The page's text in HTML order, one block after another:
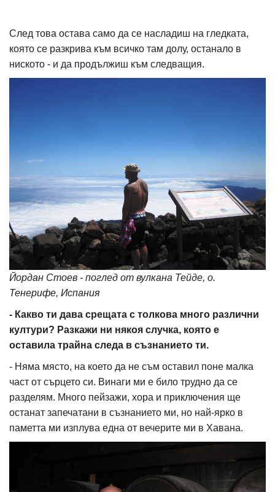
След това остава само да се насладиш на гледката,
която се разкрива към всичко там долу, останало в
ниското - и да продължиш към следващия.
Йордан Стоев - поглед от вулкана Тейде, о.
Тенерифе, Испания
- Какво ти дава срещата с толкова много различни
култури? Разкажи ни някоя случка, която е
оставила трайна следа в съзнанието ти.
- Няма място, на което да не съм оставил поне малка
част от сърцето си. Винаги ми е било трудно да се
разделям. Много пейзажи, хора и приключения ще
останат запечатани в съзнанието ми, но най-ярко в
паметта ми изплува една от вечерите ми в Хавана.